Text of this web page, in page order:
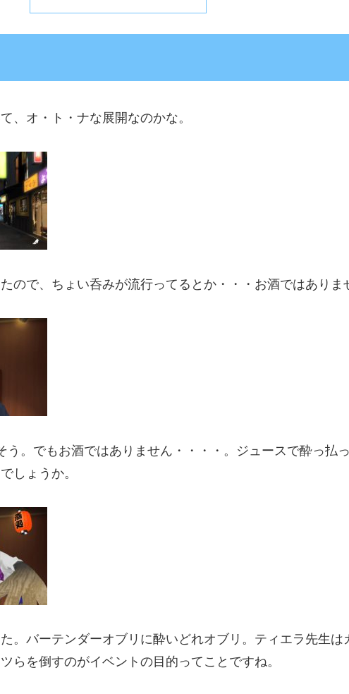
、オ・ト・ナな展開なのかな。
ので、ちょい呑みが流行ってるとか・・・お酒ではありま
う。でもお酒ではありません・・・・。ジュースで酔っ払
しょうか。
。バーテンダーオブリに酔いどれオブリ。ティエラ先生は
らを倒すのがイベントの目的ってことですね。